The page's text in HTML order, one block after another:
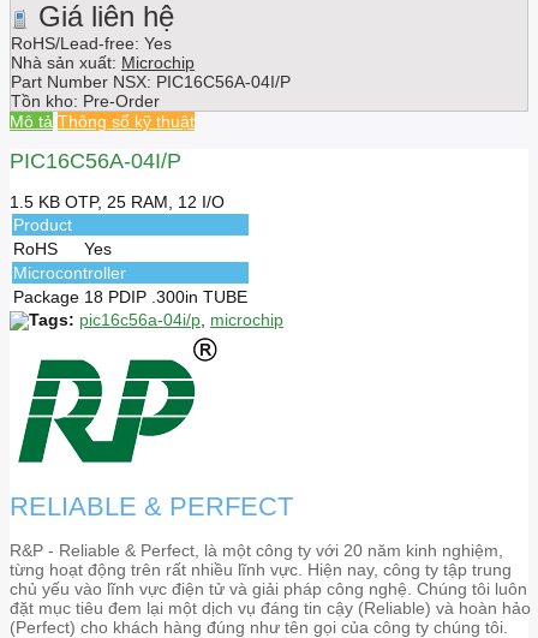
Giá liên hệ
RoHS/Lead-free: Yes
Nhà sản xuất: Microchip
Part Number NSX: PIC16C56A-04I/P
Tồn kho: Pre-Order
Mô tả Thông số kỹ thuật
PIC16C56A-04I/P
1.5 KB OTP, 25 RAM, 12 I/O
Product
RoHS
Yes
Microcontroller
Package 18 PDIP .300in TUBE
Tags: pic16c56a-04i/p microchip
RELIABLE & PERFECT
R&P - Reliable & Perfect, là một công ty với 20 năm kinh nghiệm,
từng hoạt động trên rất nhiều lĩnh vực. Hiện nay, công ty tập trung
chủ yếu vào lĩnh vực điện tử và giải pháp công nghệ. Chúng tôi luôn
đặt mục tiêu đem lại một dịch vụ đáng tin cậy (Reliable) và hoàn hảo
(Perfect) cho khách hàng đúng như tên gọi của công ty chúng tôi.